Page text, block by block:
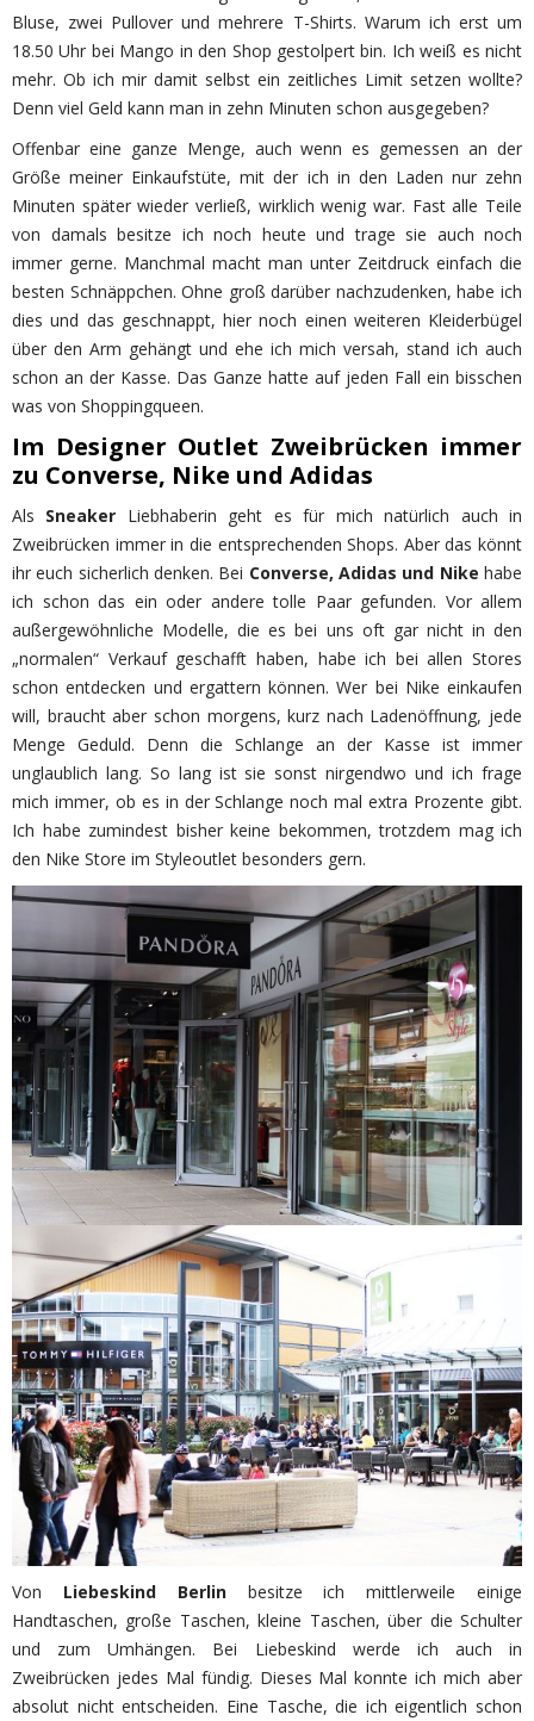
Bluse, zwei Pullover und mehrere T-Shirts. Warum ich erst um
18.50 Uhr bei Mango in den Shop gestolpert bin. Ich weiß es nicht
mehr. Ob ich mir damit selbst ein zeitliches Limit setzen wollte?
Denn viel Geld kann man in zehn Minuten schon ausgegeben?
Offenbar eine ganze Menge, auch wenn es gemessen an der
Größe meiner Einkaufstüte, mit der ich in den Laden nur zehn
Minuten später wieder verließ, wirklich wenig war. Fast alle Teile
von damals besitze ich noch heute und trage sie auch noch
immer gerne. Manchmal macht man unter Zeitdruck einfach die
besten Schnäppchen. Ohne groß darüber nachzudenken, habe ich
dies und das geschnappt, hier noch einen weiteren Kleiderbügel
über den Arm gehängt und ehe ich mich versah, stand ich auch
schon an der Kasse. Das Ganze hatte auf jeden Fall ein bisschen
was von Shoppingqueen.
Im Designer Outlet Zweibrücken immer
zu Converse, Nike und Adidas
Als Sneaker Liebhaberin geht es für mich natürlich auch in
Zweibrücken immer in die entsprechenden Shops. Aber das könnt
ihr euch sicherlich denken. Bei Converse, Adidas und Nike habe
ich schon das ein oder andere tolle Paar gefunden. Vor allem
außergewöhnliche Modelle, die es bei uns oft gar nicht in den
„normalen“ Verkauf geschafft haben, habe ich bei allen Stores
schon entdecken und ergattern können. Wer bei Nike einkaufen
will, braucht aber schon morgens, kurz nach Ladenöffnung, jede
Menge Geduld. Denn die Schlange an der Kasse ist immer
unglaublich lang. So lang ist sie sonst nirgendwo und ich frage
mich immer, ob es in der Schlange noch mal extra Prozente gibt.
Ich habe zumindest bisher keine bekommen, trotzdem mag ich
den Nike Store im Styleoutlet besonders gern.
Von Liebeskind Berlinbesitze ich mittlerweile einige
Handtaschen, große Taschen, kleine Taschen, über die Schulter
und zum Umhängen. Bei Liebeskind werde ich auch in
Zweibrücken jedes Mal fündig. Dieses Mal konnte ich mich aber
absolut nicht entscheiden. Eine Tasche, die ich eigentlich schon